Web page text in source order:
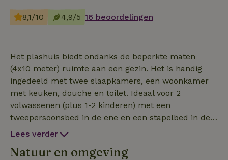
8,1/10 4,9/5 16 beoordelingen
Het plashuis biedt ondanks de beperkte maten
(4x10 meter) ruimte aan een gezin. Het is handig
ingedeeld met twee slaapkamers, een woonkamer
met keuken, douche en toilet. Ideaal voor 2
volwassenen (plus 1-2 kinderen) met een
tweepersoonsbed in de ene en een stapelbed in de
andere slaapkamer. In een bijgebouw is een keurig
Volledig gerenoveerd in 2019; isolatie, nieuwe
Lees verder
Natuur en omgeving